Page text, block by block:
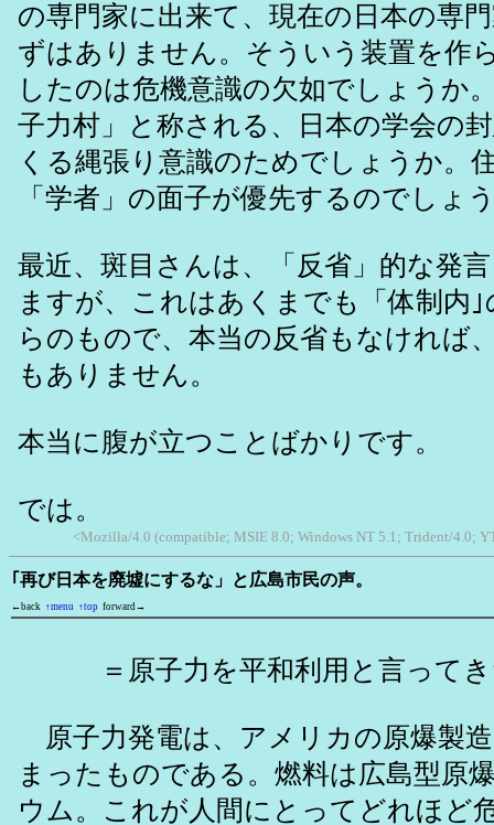
の専門家に出来て、現在の日本の専
ずはありません。そういう装置を作
したのは危機意識の欠如でしょうか
子力村」と称される、日本の学会の
くる縄張り意識のためでしょうか。
「学者」の面子が優先するのでしょ
最近、斑目さんは、「反省」的な発
ますが、これはあくまでも「体制内
らのもので、本当の反省もなければ
もありません。
本当に腹が立つことばかりです。
では。
<Mozilla/4.0 (compatible; MSIE 8.0; Windows NT 5.1; Trident/4.0;
｢再び日本を廃墟にするな」と広島市民の声。
←back ↑menu ↑top forward→
＝原子力を平和利用と言ってき
原子力発電は、アメリカの原爆製
まったものである。燃料は広島型原
ウム。これが人間にとってどれほど